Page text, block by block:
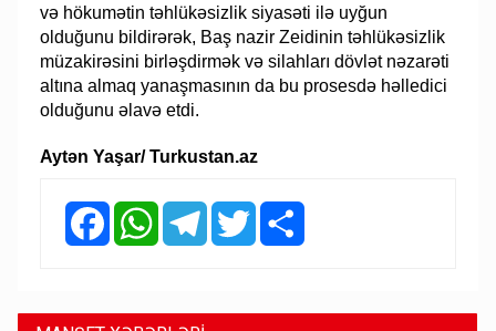
və hökumətin təhlükəsizlik siyasəti ilə uyğun
olduğunu bildirərək, Baş nazir Zeidinin təhlükəsizlik
müzakirəsini birləşdirmək və silahları dövlət nəzarəti
altına almaq yanaşmasının da bu prosesdə həlledici
olduğunu əlavə etdi.
Aytən Yaşar/ Turkustan.az
FacebookWhatsAppTelegramTwitter